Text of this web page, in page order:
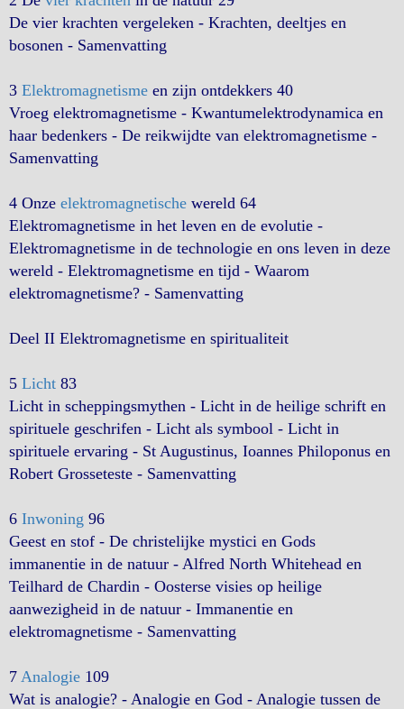
De vier krachten vergeleken - Krachten, deeltjes en
bosonen - Samenvatting
3 Elektromagnetisme en zijn ontdekkers 40
Vroeg elektromagnetisme - Kwantumelektrodynamica en
haar bedenkers - De reikwijdte van elektromagnetisme -
Samenvatting
4 Onze elektromagnetische wereld 64
Elektromagnetisme in het leven en de evolutie -
Elektromagnetisme in de technologie en ons leven in deze
wereld - Elektromagnetisme en tijd - Waarom
elektromagnetisme? - Samenvatting
Deel II Elektromagnetisme en spiritualiteit
5 Licht 83
Licht in scheppingsmythen - Licht in de heilige schrift en
spirituele geschrifen - Licht als symbool - Licht in
spirituele ervaring - St Augustinus, Ioannes Philoponus en
Robert Grosseteste - Samenvatting
6 Inwoning 96
Geest en stof - De christelijke mystici en Gods
immanentie in de natuur - Alfred North Whitehead en
Teilhard de Chardin - Oosterse visies op heilige
aanwezigheid in de natuur - Immanentie en
elektromagnetisme - Samenvatting
7 Analogie 109
Wat is analogie? - Analogie en God - Analogie tussen de